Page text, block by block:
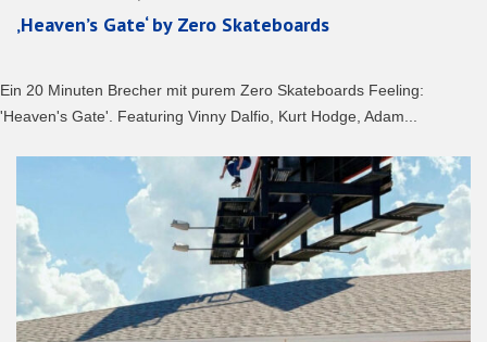
‚Heaven’s Gate‘ by Zero Skateboards
Ein 20 Minuten Brecher mit purem Zero Skateboards Feeling:
'Heaven's Gate'. Featuring Vinny Dalfio, Kurt Hodge, Adam...